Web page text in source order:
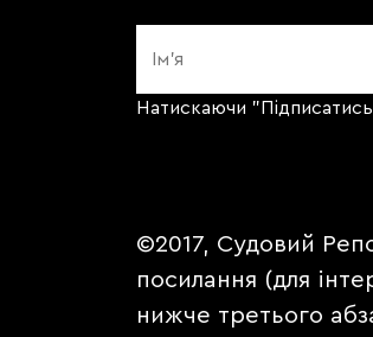
Натискаючи
©2017, Судовий
посилання (для
нижче третього